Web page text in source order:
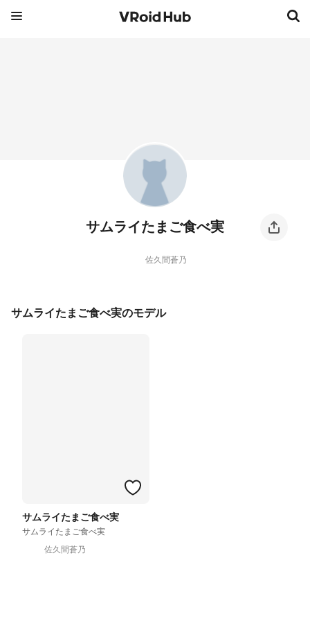
サムライたまご食べ実
佐久間蒼乃
サムライたまご食べ実のモデル
サムライたまご食べ実
サムライたまご食べ実
佐久間蒼乃